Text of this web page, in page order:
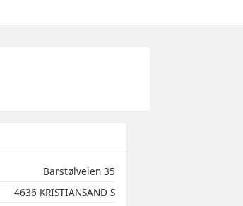
Barstølveien 35
4636 KRISTIANSAND S